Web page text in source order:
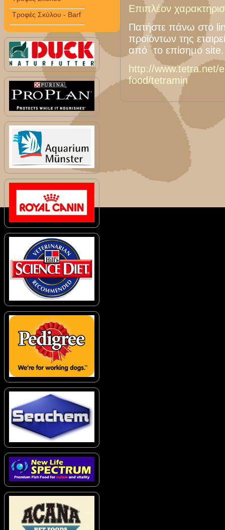
Τροφές Σκύλου - Barf
Επιπλέον
Πατήστε πάνω στο
προϊόντων της
από το επίσημο site.
http://www.tetra.net/
food/tetramin